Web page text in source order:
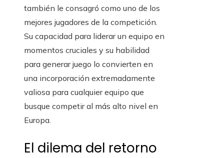
también le consagró como uno de los
mejores jugadores de la competición.
Su capacidad para liderar un equipo en
momentos cruciales y su habilidad
para generar juego lo convierten en
una incorporación extremadamente
valiosa para cualquier equipo que
busque competir al más alto nivel en
Europa.
El dilema del retorno